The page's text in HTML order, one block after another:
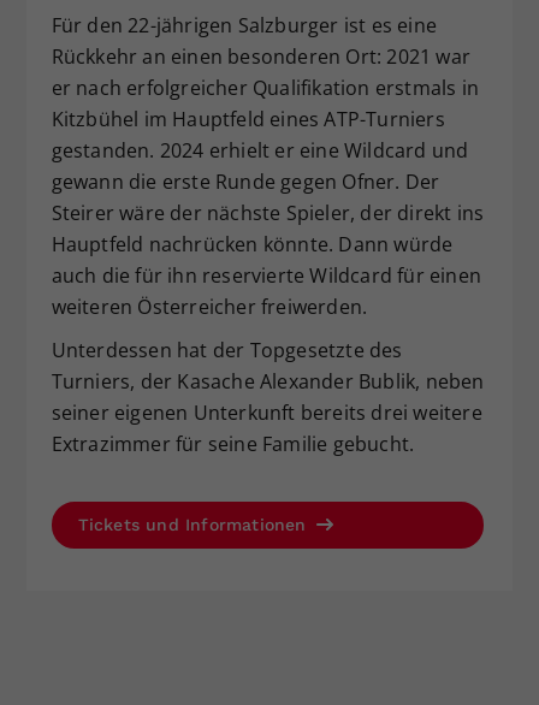
Für den 22-jährigen Salzburger ist es eine
Rückkehr an einen besonderen Ort: 2021 war
er nach erfolgreicher Qualifikation erstmals in
Kitzbühel im Hauptfeld eines ATP-Turniers
gestanden. 2024 erhielt er eine Wildcard und
gewann die erste Runde gegen Ofner. Der
Steirer wäre der nächste Spieler, der direkt ins
Hauptfeld nachrücken könnte. Dann würde
auch die für ihn reservierte Wildcard für einen
weiteren Österreicher freiwerden.
Unterdessen hat der Topgesetzte des
Turniers, der Kasache Alexander Bublik, neben
seiner eigenen Unterkunft bereits drei weitere
Extrazimmer für seine Familie gebucht.
Tickets und Informationen